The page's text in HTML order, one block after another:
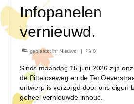
Infopanelen
vernieuwd.
geplaatst in: Nieuws | 0
Sinds maandag 15 juni 2026 zijn
de Pitteloseweg en de
ontwerp is verzorgd door ons eigen
geheel vernieuwde inhoud.